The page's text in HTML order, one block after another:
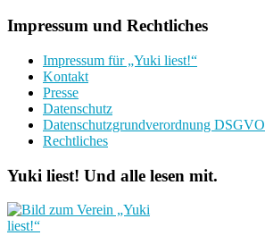
Impressum und Rechtliches
Impressum für „Yuki liest!“
Kontakt
Presse
Datenschutz
Datenschutzgrundverordnung DSGVO
Rechtliches
Yuki liest! Und alle lesen mit.